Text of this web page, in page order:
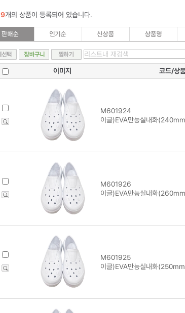
9개의 상품이 등록되어 있습니다.
이미지
코드/상
M601924
이글)EVA만능실내화
M601926
이글)EVA만능실내화
M601925
이글)EVA만능실내화